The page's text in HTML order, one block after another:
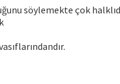
söylemekte çok